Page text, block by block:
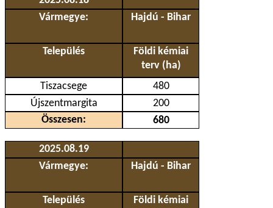
Vármegye:
Hajdú - Bihar
Település
Földi kémiai
terv (ha)
Tiszacsege
480
Újszentmargita
200
Összesen:
680
2025.08.19
Vármegye:
Hajdú - Bihar
Település
Földi kémiai